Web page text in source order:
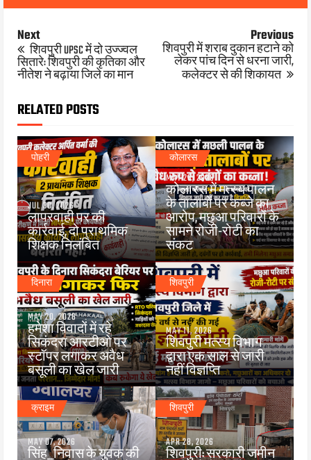
Next
शिवपुरी UPSC में दो उज्ज्वल
सितारे: शिवपुरी की कृतिका और
नीतेश ने बढ़ाया जिले का मान
Previous
शिवपुरी में शराब दुकान हटाने को
लेकर पांच दिन से धरना जारी,
कलेक्टर से की शिकायत
RELATED POSTS
पोहरी
JUL 30, 2026
लापरवाही पर की
कार्रवाई, दो प्राथमिक
शिक्षक निलंबित
कोलारस
MAY 26, 2026
कोलारस में मत्स्य पालन
के तालाबों पर कब्जे का
आरोप, मछुआ परिवारों के
सामने रोजी-रोटी का
संकट
दिनारा
MAY 20, 2026
हमेशा विवादों में रहे
सिकंदरा आरटीओ पर
स्टॉपर लगाकर अवैध
बसूली का खेल जारी
शिवपुरी
MAY 11, 2026
शिवपुरी मत्स्य विभाग
द्वारा एक साल से जारी
नहीं विज्ञप्ति
क्राइम
MAY 07, 2026
सिंह_निवास के युवक की
शिवपुरी
APR 28, 2026
शिवपुरी: सरकारी जमीन